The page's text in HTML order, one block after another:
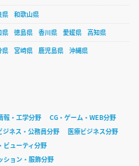
県
和歌山県
県 徳島県 香川県 愛媛県
高知県
県 宮崎県 鹿児島県 沖縄県
報・工学分野
CG・ゲーム・WEB分野
ジネス・公務員分野
医療ビジネス分野
ビューティ分野
ション・服飾分野